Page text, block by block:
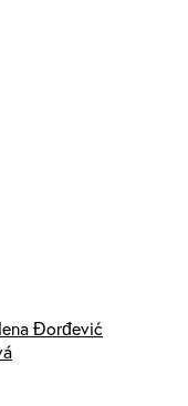
Đorđević